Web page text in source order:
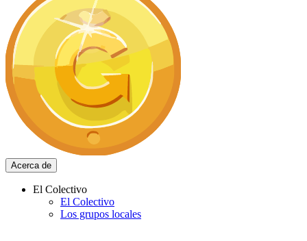
Acerca de
El Colectivo
El Colectivo
Los grupos locales